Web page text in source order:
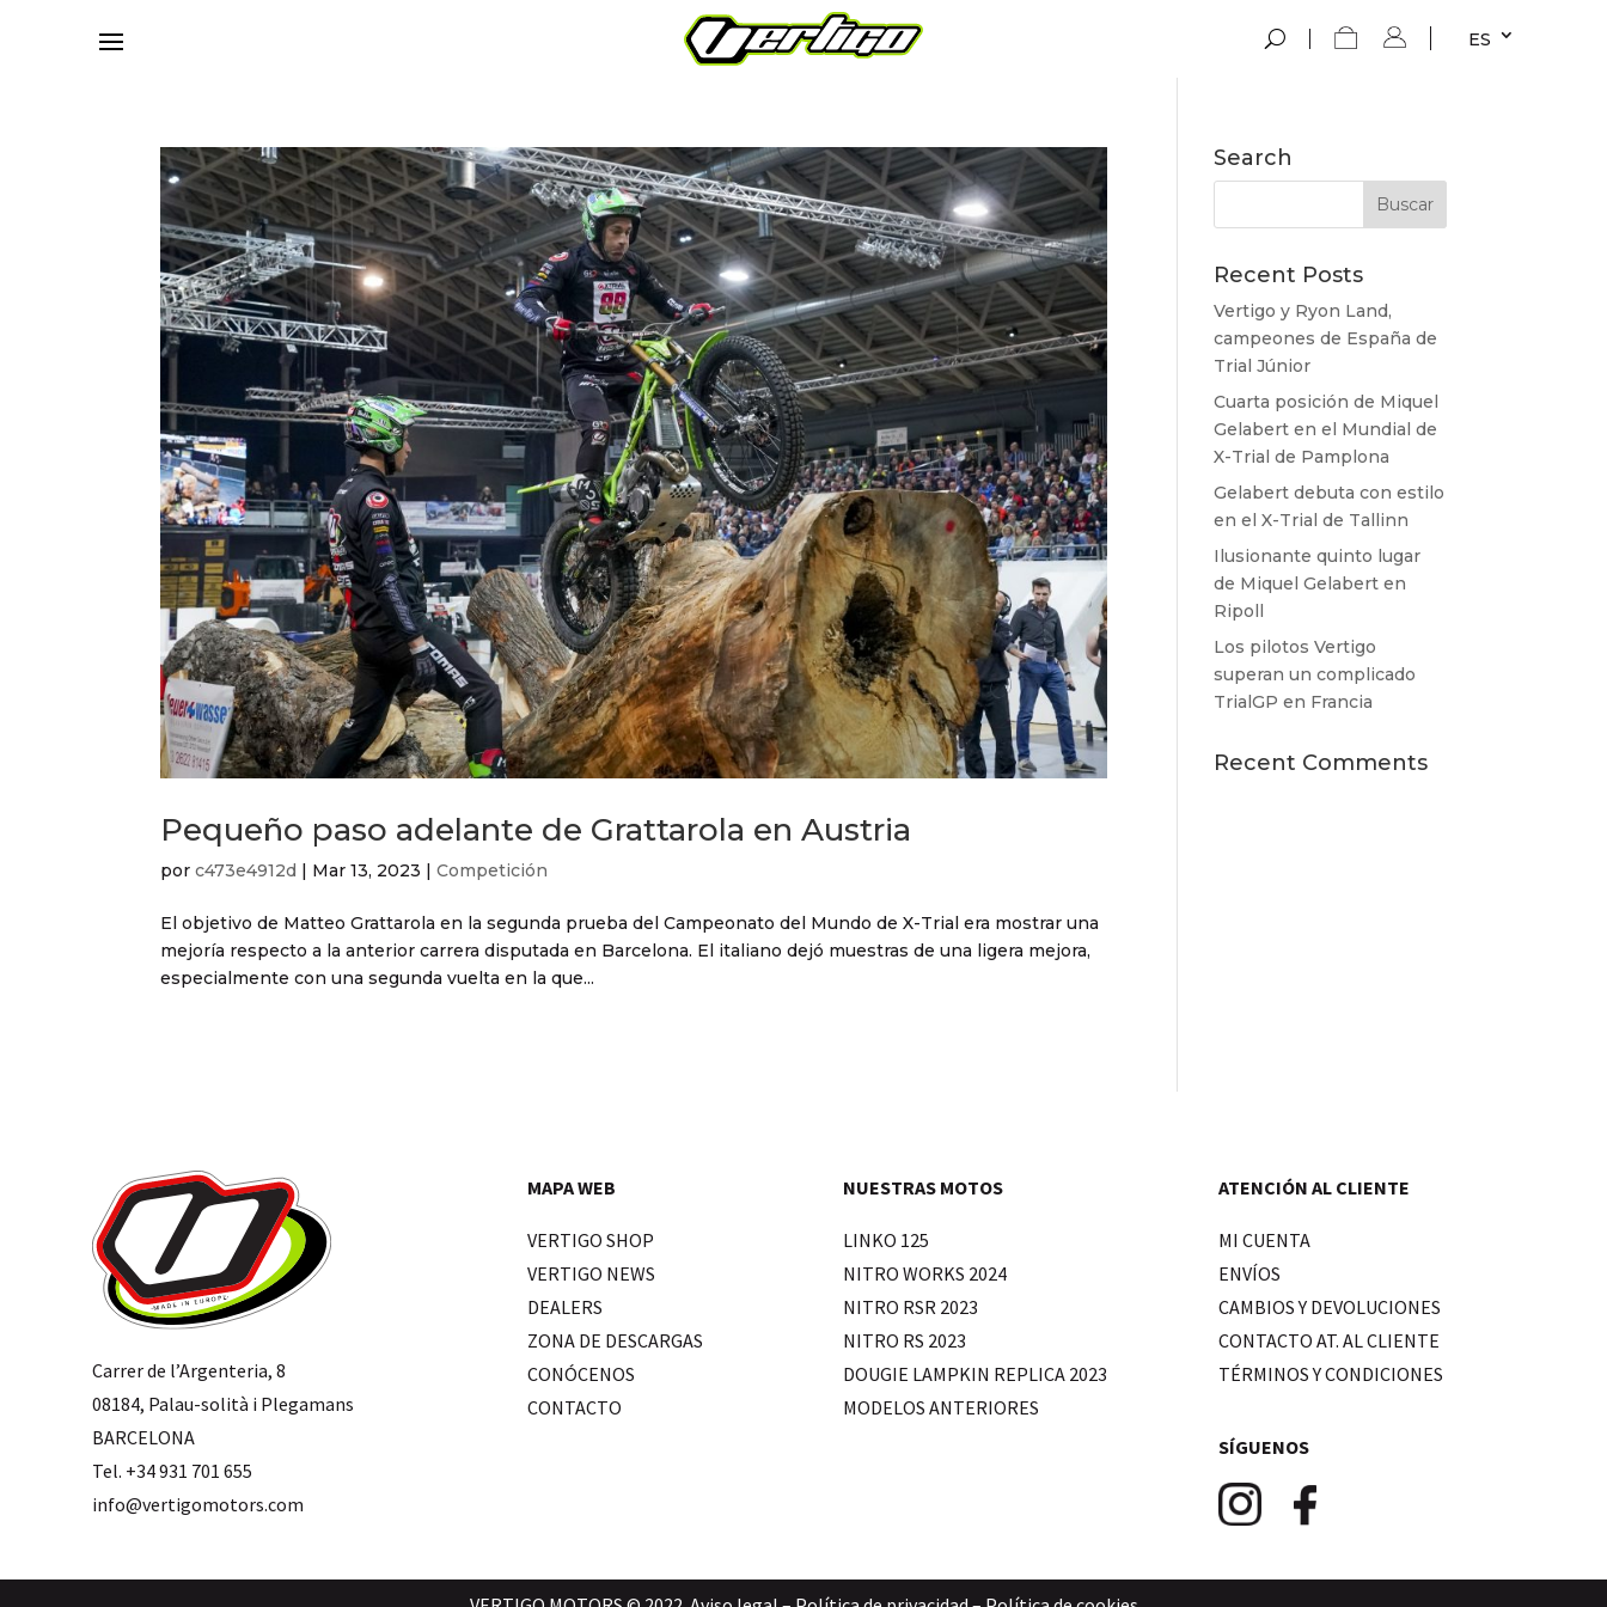
ES
Pequeño paso adelante de Grattarola en Austria
porc473e4912d | Mar 13, 2023 |Competición
El objetivo de Matteo Grattarola en la segunda prueba del Campeonato del Mundo de X-Trial era mostrar una
mejoría respecto a la anterior carrera disputada en Barcelona. El italiano dejó muestras de una ligera mejora,
especialmente con una segunda vuelta en la que...
Search
Recent Posts
Vertigo y Ryon Land,
campeones de España de
Trial Júnior
Cuarta posición de Miquel
Gelabert en el Mundial de
X-Trial de Pamplona
Gelabert debuta con estilo
en el X-Trial de Tallinn
Ilusionante quinto lugar
de Miquel Gelabert en
Ripoll
Los pilotos Vertigo
superan un complicado
TrialGP en Francia
Recent Comments
Carrer de l’Argenteria, 8
08184, Palau-solità i Plegamans
BARCELONA
Tel. +34 931 701 655
info@vertigomotors.com
MAPA WEB
VERTIGO SHOP
VERTIGO NEWS
DEALERS
ZONA DE DESCARGAS
CONÓCENOS
CONTACTO
NUESTRAS MOTOS
LINKO 125
NITRO WORKS 2024
NITRO RSR 2023
NITRO RS 2023
DOUGIE LAMPKIN REPLICA 2023
MODELOS ANTERIORES
ATENCIÓN AL CLIENTE
MI CUENTA
ENVÍOS
CAMBIOS Y DEVOLUCIONES
CONTACTO AT. AL CLIENTE
TÉRMINOS Y CONDICIONES
SÍGUENOS